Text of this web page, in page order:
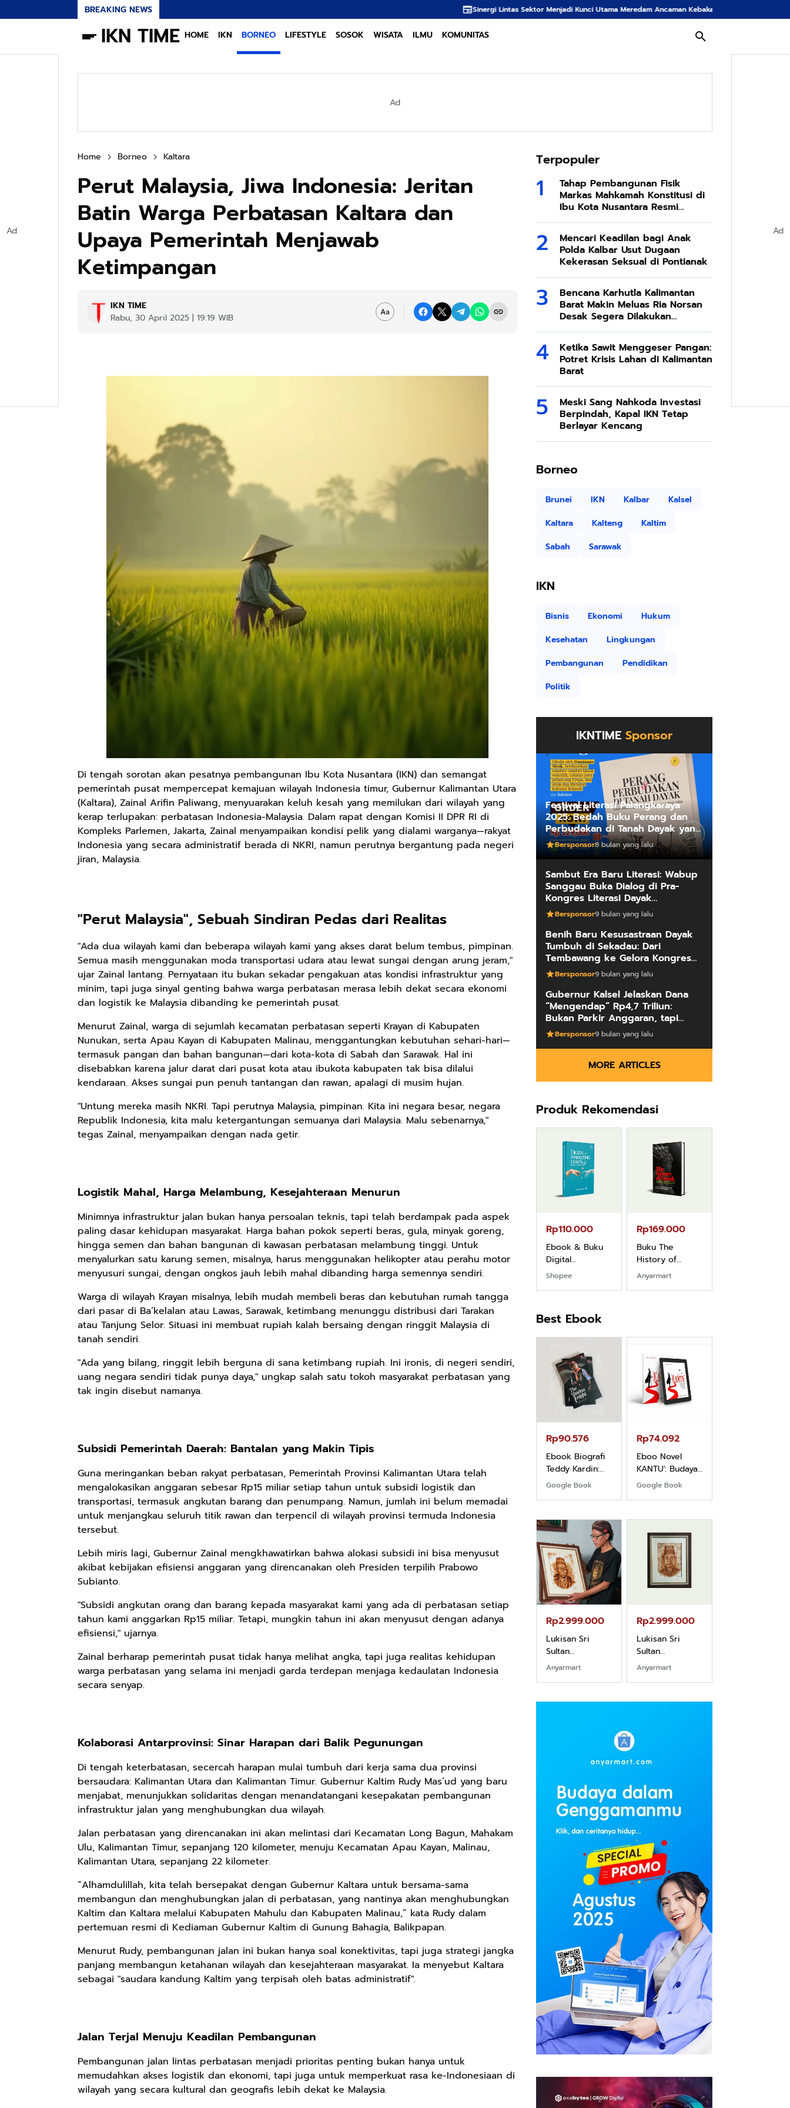
BREAKING NEWS Sinergi Lintas Sektor Menjadi Kunci Utama Meredam Ancaman Kebakaran Hutan di Bumi Tambun Bungai
IKN TIME HOME IKN BORNEO LIFESTYLE SOSOK WISATA ILMU KOMUNITAS
Ad
Home Borneo Kaltara
Perut Malaysia, Jiwa Indonesia: Jeritan
Batin Warga Perbatasan Kaltara dan
Upaya Pemerintah Menjawab
Ketimpangan
IKN TIME
Rabu, 30 April 2025 | 19:19 WIB
Di tengah sorotan akan pesatnya pembangunan Ibu Kota Nusantara (IKN) dan semangat
pemerintah pusat mempercepat kemajuan wilayah Indonesia timur, Gubernur Kalimantan Utara
(Kaltara), Zainal Arifin Paliwang, menyuarakan keluh kesah yang memilukan dari wilayah yang
kerap terlupakan: perbatasan Indonesia-Malaysia. Dalam rapat dengan Komisi II DPR RI di
Kompleks Parlemen, Jakarta, Zainal menyampaikan kondisi pelik yang dialami warganya—rakyat
Indonesia yang secara administratif berada di NKRI, namun perutnya bergantung pada negeri
jiran, Malaysia.
"Perut Malaysia", Sebuah Sindiran Pedas dari Realitas
"Ada dua wilayah kami dan beberapa wilayah kami yang akses darat belum tembus, pimpinan.
Semua masih menggunakan moda transportasi udara atau lewat sungai dengan arung jeram,"
ujar Zainal lantang. Pernyataan itu bukan sekadar pengakuan atas kondisi infrastruktur yang
minim, tapi juga sinyal genting bahwa warga perbatasan merasa lebih dekat secara ekonomi
dan logistik ke Malaysia dibanding ke pemerintah pusat.
Menurut Zainal, warga di sejumlah kecamatan perbatasan seperti Krayan di Kabupaten
Nunukan, serta Apau Kayan di Kabupaten Malinau, menggantungkan kebutuhan sehari-hari—
termasuk pangan dan bahan bangunan—dari kota-kota di Sabah dan Sarawak. Hal ini
disebabkan karena jalur darat dari pusat kota atau ibukota kabupaten tak bisa dilalui
kendaraan. Akses sungai pun penuh tantangan dan rawan, apalagi di musim hujan.
"Untung mereka masih NKRI. Tapi perutnya Malaysia, pimpinan. Kita ini negara besar, negara
Republik Indonesia, kita malu ketergantungan semuanya dari Malaysia. Malu sebenarnya,"
tegas Zainal, menyampaikan dengan nada getir.
Logistik Mahal, Harga Melambung, Kesejahteraan Menurun
Minimnya infrastruktur jalan bukan hanya persoalan teknis, tapi telah berdampak pada aspek
paling dasar kehidupan masyarakat. Harga bahan pokok seperti beras, gula, minyak goreng,
hingga semen dan bahan bangunan di kawasan perbatasan melambung tinggi. Untuk
menyalurkan satu karung semen, misalnya, harus menggunakan helikopter atau perahu motor
menyusuri sungai, dengan ongkos jauh lebih mahal dibanding harga semennya sendiri.
Warga di wilayah Krayan misalnya, lebih mudah membeli beras dan kebutuhan rumah tangga
dari pasar di Ba’kelalan atau Lawas, Sarawak, ketimbang menunggu distribusi dari Tarakan
atau Tanjung Selor. Situasi ini membuat rupiah kalah bersaing dengan ringgit Malaysia di
tanah sendiri.
"Ada yang bilang, ringgit lebih berguna di sana ketimbang rupiah. Ini ironis, di negeri sendiri,
uang negara sendiri tidak punya daya," ungkap salah satu tokoh masyarakat perbatasan yang
tak ingin disebut namanya.
Subsidi Pemerintah Daerah: Bantalan yang Makin Tipis
Guna meringankan beban rakyat perbatasan, Pemerintah Provinsi Kalimantan Utara telah
mengalokasikan anggaran sebesar Rp15 miliar setiap tahun untuk subsidi logistik dan
transportasi, termasuk angkutan barang dan penumpang. Namun, jumlah ini belum memadai
untuk menjangkau seluruh titik rawan dan terpencil di wilayah provinsi termuda Indonesia
tersebut.
Lebih miris lagi, Gubernur Zainal mengkhawatirkan bahwa alokasi subsidi ini bisa menyusut
akibat kebijakan efisiensi anggaran yang direncanakan oleh Presiden terpilih Prabowo
Subianto.
"Subsidi angkutan orang dan barang kepada masyarakat kami yang ada di perbatasan setiap
tahun kami anggarkan Rp15 miliar. Tetapi, mungkin tahun ini akan menyusut dengan adanya
efisiensi," ujarnya.
Zainal berharap pemerintah pusat tidak hanya melihat angka, tapi juga realitas kehidupan
warga perbatasan yang selama ini menjadi garda terdepan menjaga kedaulatan Indonesia
secara senyap.
Kolaborasi Antarprovinsi: Sinar Harapan dari Balik Pegunungan
Di tengah keterbatasan, secercah harapan mulai tumbuh dari kerja sama dua provinsi
bersaudara: Kalimantan Utara dan Kalimantan Timur. Gubernur Kaltim Rudy Mas’ud yang baru
menjabat, menunjukkan solidaritas dengan menandatangani kesepakatan pembangunan
infrastruktur jalan yang menghubungkan dua wilayah.
Jalan perbatasan yang direncanakan ini akan melintasi dari Kecamatan Long Bagun, Mahakam
Ulu, Kalimantan Timur, sepanjang 120 kilometer, menuju Kecamatan Apau Kayan, Malinau,
Kalimantan Utara, sepanjang 22 kilometer.
“Alhamdulillah, kita telah bersepakat dengan Gubernur Kaltara untuk bersama-sama
membangun dan menghubungkan jalan di perbatasan, yang nantinya akan menghubungkan
Kaltim dan Kaltara melalui Kabupaten Mahulu dan Kabupaten Malinau,” kata Rudy dalam
pertemuan resmi di Kediaman Gubernur Kaltim di Gunung Bahagia, Balikpapan.
Menurut Rudy, pembangunan jalan ini bukan hanya soal konektivitas, tapi juga strategi jangka
panjang membangun ketahanan wilayah dan kesejahteraan masyarakat. Ia menyebut Kaltara
sebagai "saudara kandung Kaltim yang terpisah oleh batas administratif".
Jalan Terjal Menuju Keadilan Pembangunan
Pembangunan jalan lintas perbatasan menjadi prioritas penting bukan hanya untuk
memudahkan akses logistik dan ekonomi, tapi juga untuk memperkuat rasa ke-Indonesiaan di
wilayah yang secara kultural dan geografis lebih dekat ke Malaysia.
Terpopuler
Tahap Pembangunan Fisik
Markas Mahkamah Konstitusi di
Ibu Kota Nusantara Resmi
Dimulai
Mencari Keadilan bagi Anak
Polda Kalbar Usut Dugaan
Kekerasan Seksual di Pontianak
Bencana Karhutla Kalimantan
Barat Makin Meluas Ria Norsan
Desak Segera Dilakukan
Modifikasi Cuaca
Ketika Sawit Menggeser Pangan:
Potret Krisis Lahan di Kalimantan
Barat
Meski Sang Nahkoda Investasi
Berpindah, Kapal IKN Tetap
Berlayar Kencang
Borneo
Brunei IKN Kalbar
Kalsel
Kaltara
Kalteng
Kaltim
Sabah
Sarawak
IKN
Bisnis Ekonomi
Hukum
Kesehatan
Lingkungan
Pembangunan
Pendidikan
Politik
IKNTIME Sponsor
Festival Literasi Palangkaraya
2025: Bedah Buku Perang dan
Perbudakan di Tanah Dayak yang
Mengungkap Kebenaran Fakta
Sejarah
Bersponsor8 bulan yang lalu
Sambut Era Baru Literasi: Wabup
Sanggau Buka Dialog di Pra-
Kongres Literasi Dayak
Internasional
Bersponsor9 bulan yang lalu
Benih Baru Kesusastraan Dayak
Tumbuh di Sekadau: Dari
Tembawang ke Gelora Kongres
Penulis
Bersponsor9 bulan yang lalu
Gubernur Kalsel Jelaskan Dana
“Mengendap” Rp4,7 Triliun:
Bukan Parkir Anggaran, tapi
Manajemen Kas Daerah
Bersponsor9 bulan yang lalu
MORE ARTICLES
Produk Rekomendasi
Rp169.000
Buku The
History of
Dayak – Sejarah
Borneo Asli
Anyarmart
Rp165.000
Buku Filsafat
Dayak Kajian
Komprehensif
Dayak
Shopee
Rp125.000
Buku Seringai
Kunang-kunang
Kumpulan Puisi
Pamungkas
Anyarmart
Rp128.900
Republik
Kelamin | Hybrid
Poetry Book
Anyarmart
Rp119.999
Durian Cinta |
Kumpulan
Cerpen – Wisnu
Anyarmart
Rp110.000
Ebook & Buku
Digital
Marketing Dari
Shopee
Rp169.000
Buku The
History of
Dayak – Sejarah
Anyarmart
Best Ebook
Rp90.576
Ebook Biografi
Teddy Kardin:
Rp74.092
Eboo Novel
KANTU': Budaya
Rp71.706
Ebook Vescovo
di Kalimantan
Barat
Tambang
Indonesia box
cover
Google Book
Forest Therapy
ala Dayak:
Healing Wisdom
from the Heart
of Borneor
Google Book
Rp90.576
Ebook Biografi
Teddy Kardin:
The Shadow
Google Book
Rp74.092
Eboo Novel
KANTU': Budaya
Suku Dayak
Google Book
Rp2.999.000
Lukisan Sri
Sultan
Hamengkubowono
I dari Kopi Karya
Rudi Winarso
Anyarmart
Rp2.999.000
Sultan
Hamengkubowono
X dari Kopi
Anyarmart
Rp2.989.000
Hamengkubowono
II dari Kopi
Shopee
Rp158.000
Bisa Bernyanyi
Motif Gigi
Taring Ukuran M
Shopee
Rp158.000
Dayak West
Borneo All Size
Tema
Anyarmart
Rp2.999.000
Lukisan Sri
Sultan
Hamengkubowono
Anyarmart
Rp2.999.000
Lukisan Sri
Sultan
Hamengkubowono
Winarso
Anyarmart
Ad Ad